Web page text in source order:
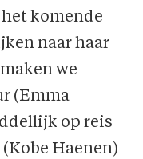
komende
naar haar
we
(Emma
op reis
Haenen)